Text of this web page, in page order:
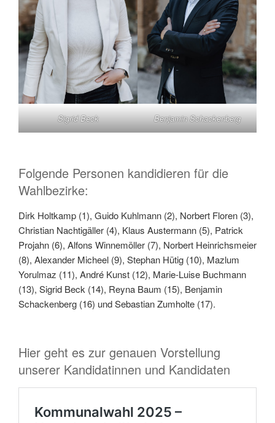
Sigrid Beck Benjamin Schackenberg
Folgende Personen kandidieren für die
Wahlbezirke:
Dirk Holtkamp (1), Guido Kuhlmann (2), Norbert Floren (3),
Christian Nachtigäller (4), Klaus Austermann (5), Patrick
Projahn (6), Alfons Winnemöller (7), Norbert Heinrichsmeier
(8), Alexander Micheel (9), Stephan Hütig (10), Mazlum
Yorulmaz (11), André Kunst (12), Marie-Luise Buchmann
(13), Sigrid Beck (14), Reyna Baum (15), Benjamin
Schackenberg (16) und Sebastian Zumholte (17).
Hier geht es zur genauen Vorstellung
unserer Kandidatinnen und Kandidaten